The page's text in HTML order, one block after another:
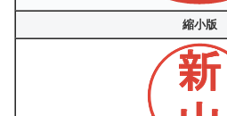
縮小版